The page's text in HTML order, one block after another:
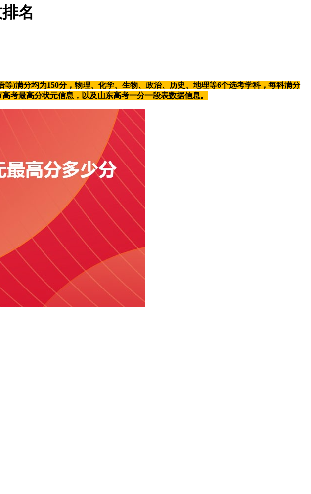
名
)满分均为150分，物理、化学、生物、政治、历史、地理等6个选考学科，每科满分
考最高分状元信息，以及山东高考一分一段表数据信息。